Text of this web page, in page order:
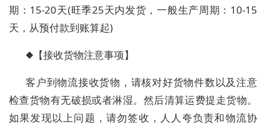
期：15-20天(旺季25天内发货，一般生产周期：10-15
天，从预付款到账算起)
◆【接收货物注意事项】
客户到物流接收货物，请核对好货物件数以及注意
检查货物有无破损或者淋湿。然后清算运费提走货物。
如果发现以上问题，请勿签收，人人夸负责和物流协